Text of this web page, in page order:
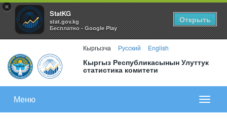
×
StatKG
stat.gov.kg
Бесплатно - Google Play
Открыть
Кыргызча Русский English
Кыргыз Республикасынын Улуттук
статистика комитети
меню
Меню